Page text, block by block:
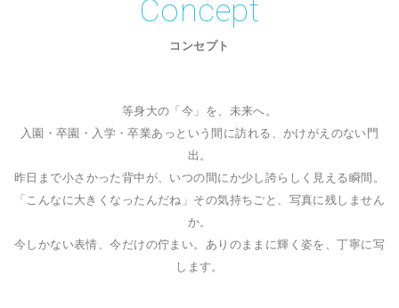
Concept
コンセプト
等身大の「今」を、未来へ。
入園・卒園・入学・卒業あっという間に訪れる、かけがえのない門
出。
昨日まで小さかった背中が、 いつの間にか少し誇らしく見える瞬間。
「こんなに大きくなったんだね」 その気持ちごと、写真に残しません
か。
今しかない表情、今だけの佇まい。 ありのままに輝く姿を、丁寧に写
します。